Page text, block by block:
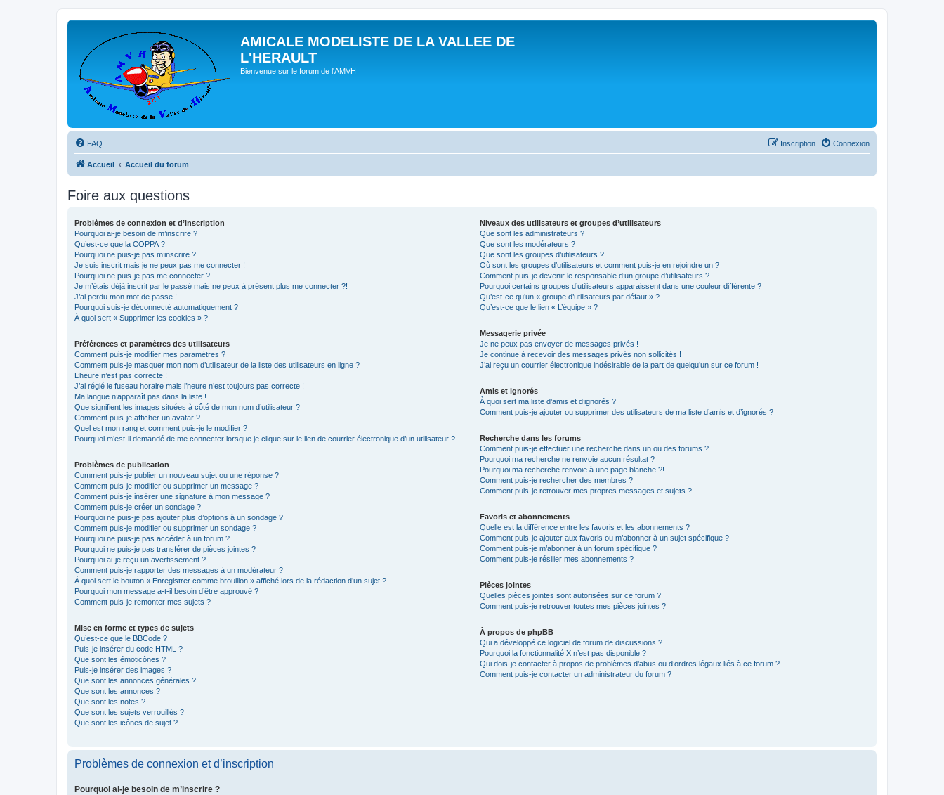
AMICALE MODELISTE DE LA VALLEE DE
L'HERAULT
Bienvenue sur le forum de l'AMVH
FAQ Connexion
Inscription
Accueil Accueil du forum
Foire aux questions
Problèmes de connexion et d’inscription
Pourquoi ai-je besoin de m’inscrire ?
Qu’est-ce que la COPPA ?
Pourquoi ne puis-je pas m’inscrire ?
Je suis inscrit mais je ne peux pas me connecter !
Pourquoi ne puis-je pas me connecter ?
Je m’étais déjà inscrit par le passé mais ne peux à présent plus me connecter ?!
J’ai perdu mon mot de passe !
Pourquoi suis-je déconnecté automatiquement ?
À quoi sert « Supprimer les cookies » ?
Préférences et paramètres des utilisateurs
Comment puis-je modifier mes paramètres ?
Comment puis-je masquer mon nom d’utilisateur de la liste des utilisateurs en ligne ?
L’heure n’est pas correcte !
J’ai réglé le fuseau horaire mais l’heure n’est toujours pas correcte !
Ma langue n’apparaît pas dans la liste !
Que signifient les images situées à côté de mon nom d’utilisateur ?
Comment puis-je afficher un avatar ?
Quel est mon rang et comment puis-je le modifier ?
Pourquoi m’est-il demandé de me connecter lorsque je clique sur le lien de courrier électronique d’un utilisateur ?
Problèmes de publication
Comment puis-je publier un nouveau sujet ou une réponse ?
Comment puis-je modifier ou supprimer un message ?
Comment puis-je insérer une signature à mon message ?
Comment puis-je créer un sondage ?
Pourquoi ne puis-je pas ajouter plus d’options à un sondage ?
Comment puis-je modifier ou supprimer un sondage ?
Pourquoi ne puis-je pas accéder à un forum ?
Pourquoi ne puis-je pas transférer de pièces jointes ?
Pourquoi ai-je reçu un avertissement ?
Comment puis-je rapporter des messages à un modérateur ?
À quoi sert le bouton « Enregistrer comme brouillon » affiché lors de la rédaction d’un sujet ?
Pourquoi mon message a-t-il besoin d’être approuvé ?
Comment puis-je remonter mes sujets ?
Mise en forme et types de sujets
Qu’est-ce que le BBCode ?
Puis-je insérer du code HTML ?
Que sont les émoticônes ?
Puis-je insérer des images ?
Que sont les annonces générales ?
Que sont les annonces ?
Que sont les notes ?
Que sont les sujets verrouillés ?
Que sont les icônes de sujet ?
Niveaux des utilisateurs et groupes d’utilisateurs
Que sont les administrateurs ?
Que sont les modérateurs ?
Que sont les groupes d’utilisateurs ?
Où sont les groupes d’utilisateurs et comment puis-je en rejoindre un ?
Comment puis-je devenir le responsable d’un groupe d’utilisateurs ?
Pourquoi certains groupes d’utilisateurs apparaissent dans une couleur différente ?
Qu’est-ce qu’un « groupe d’utilisateurs par défaut » ?
Qu’est-ce que le lien « L’équipe » ?
Messagerie privée
Je ne peux pas envoyer de messages privés !
Je continue à recevoir des messages privés non sollicités !
J’ai reçu un courrier électronique indésirable de la part de quelqu’un sur ce forum !
Amis et ignorés
À quoi sert ma liste d’amis et d’ignorés ?
Comment puis-je ajouter ou supprimer des utilisateurs de ma liste d’amis et d’ignorés ?
Recherche dans les forums
Comment puis-je effectuer une recherche dans un ou des forums ?
Pourquoi ma recherche ne renvoie aucun résultat ?
Pourquoi ma recherche renvoie à une page blanche ?!
Comment puis-je rechercher des membres ?
Comment puis-je retrouver mes propres messages et sujets ?
Favoris et abonnements
Quelle est la différence entre les favoris et les abonnements ?
Comment puis-je ajouter aux favoris ou m’abonner à un sujet spécifique ?
Comment puis-je m’abonner à un forum spécifique ?
Comment puis-je résilier mes abonnements ?
Pièces jointes
Quelles pièces jointes sont autorisées sur ce forum ?
Comment puis-je retrouver toutes mes pièces jointes ?
À propos de phpBB
Qui a développé ce logiciel de forum de discussions ?
Pourquoi la fonctionnalité X n’est pas disponible ?
Qui dois-je contacter à propos de problèmes d’abus ou d’ordres légaux liés à ce forum ?
Comment puis-je contacter un administrateur du forum ?
Problèmes de connexion et d’inscription
Pourquoi ai-je besoin de m’inscrire ?